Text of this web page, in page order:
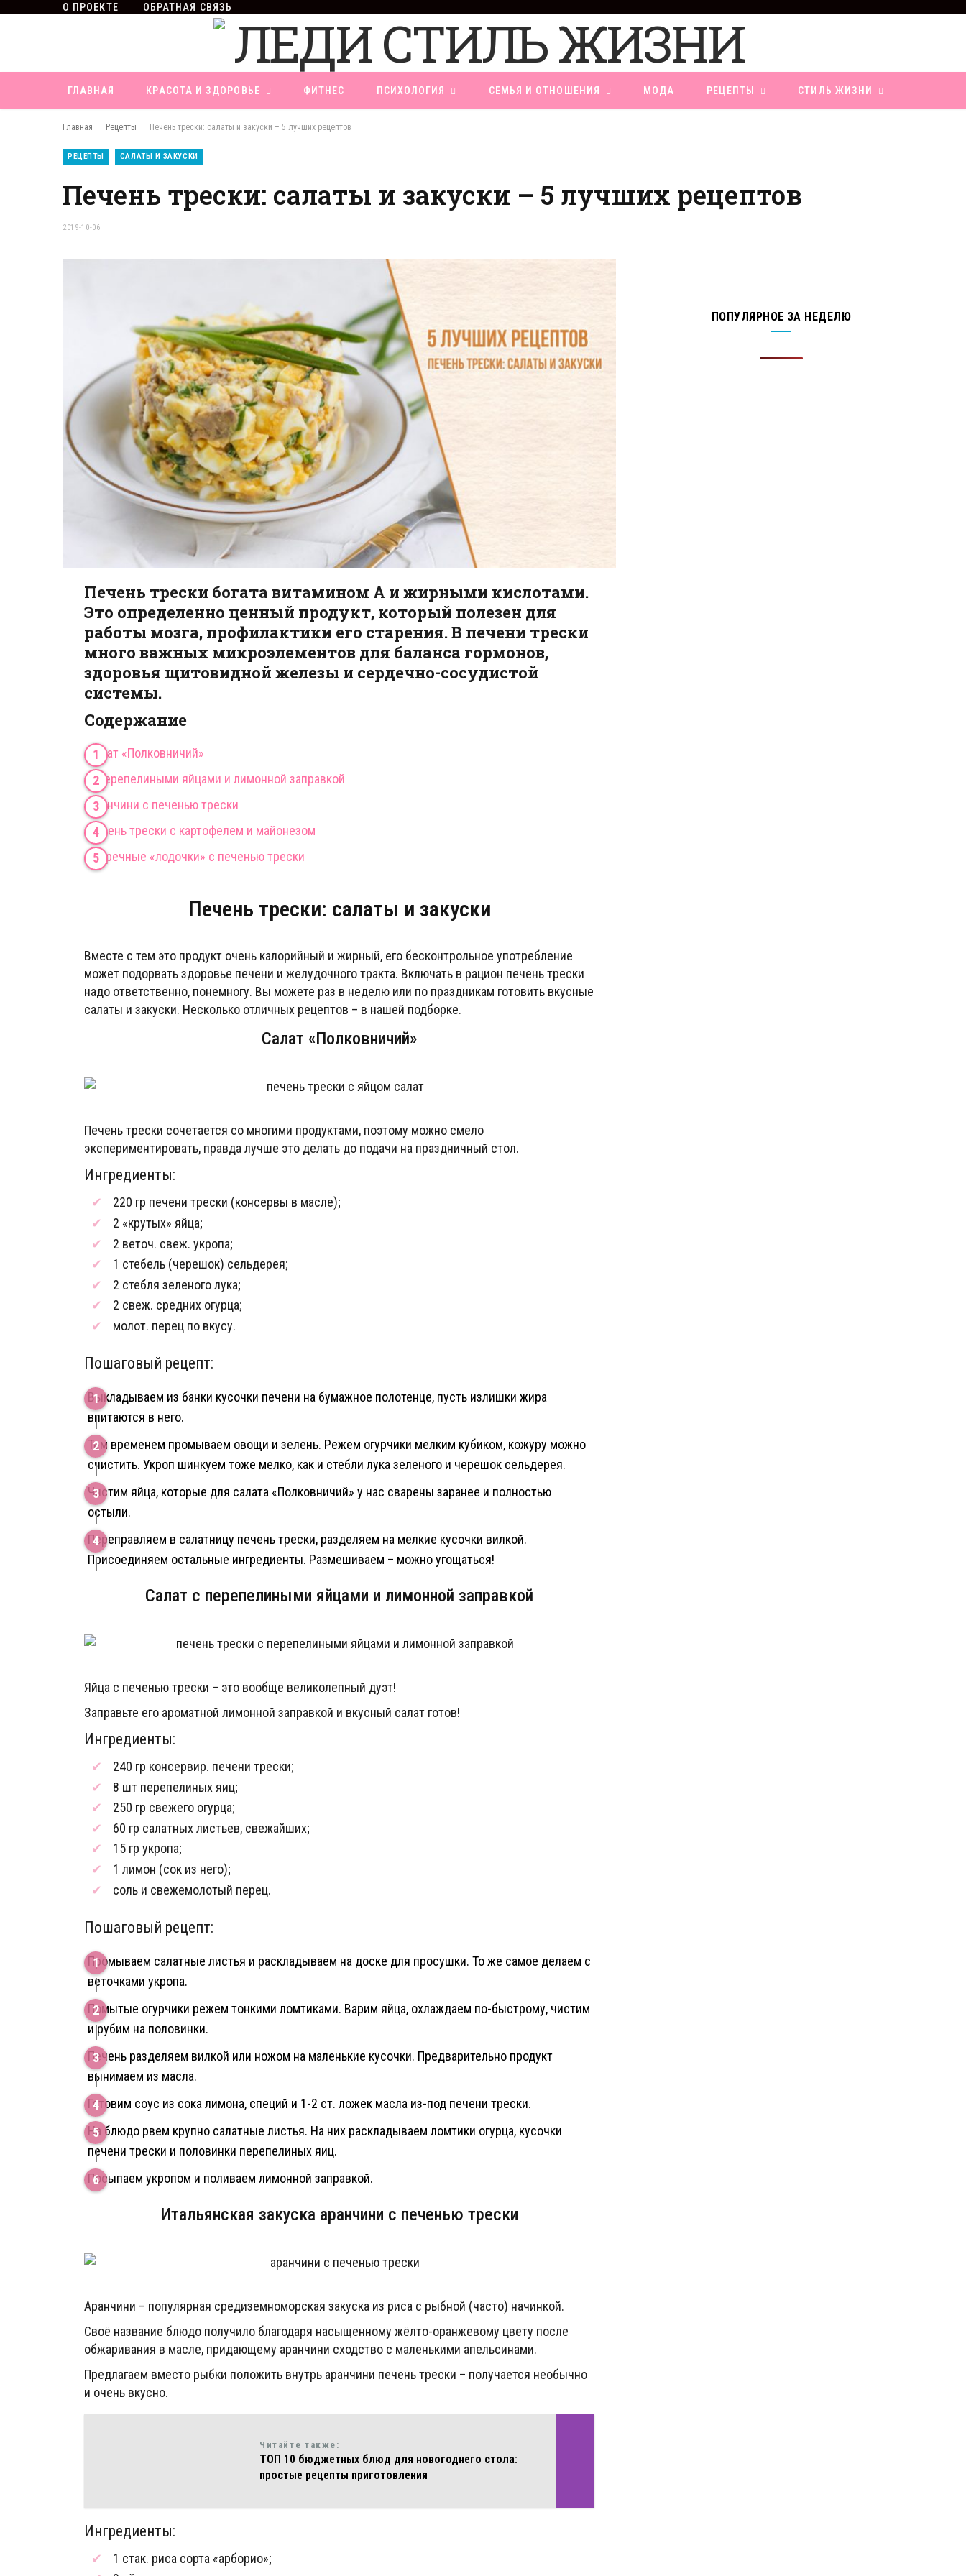
О ПРОЕКТЕ ОБРАТНАЯ СВЯЗЬ
F
b
ГЛАВНАЯ КРАСОТА И ЗДОРОВЬЕ ФИТНЕС ПСИХОЛОГИЯ СЕМЬЯ И ОТНОШЕНИЯ МОДА РЕЦЕПТЫ СТИЛЬ ЖИЗНИ
Главная Рецепты Печень трески: салаты и закуски – 5 лучших рецептов
РЕЦЕПТЫ САЛАТЫ И ЗАКУСКИ
Печень трески: салаты и закуски – 5 лучших рецептов
2019-10-06
Печень трески богата витамином А и жирными кислотами.
Это определенно ценный продукт, который полезен для
работы мозга, профилактики его старения. В печени трески
много важных микроэлементов для баланса гормонов,
здоровья щитовидной железы и сердечно-сосудистой
системы.
Содержание
Салат «Полковничий»
С перепелиными яйцами и лимонной заправкой
Аранчини с печенью трески
Печень трески с картофелем и майонезом
Огуречные «лодочки» с печенью трески
Печень трески: салаты и закуски
Вместе с тем это продукт очень калорийный и жирный, его бесконтрольное употребление
может подорвать здоровье печени и желудочного тракта. Включать в рацион печень трески
надо ответственно, понемногу. Вы можете раз в неделю или по праздникам готовить вкусные
салаты и закуски. Несколько отличных рецептов – в нашей подборке.
Салат «Полковничий»
Печень трески сочетается со многими продуктами, поэтому можно смело
экспериментировать, правда лучше это делать до подачи на праздничный стол.
Ингредиенты:
220 гр печени трески (консервы в масле);
2 «крутых» яйца;
2 веточ. свеж. укропа;
1 стебель (черешок) сельдерея;
2 стебля зеленого лука;
2 свеж. средних огурца;
молот. перец по вкусу.
Пошаговый рецепт:
Выкладываем из банки кусочки печени на бумажное полотенце, пусть излишки жира
впитаются в него.
Тем временем промываем овощи и зелень. Режем огурчики мелким кубиком, кожуру можно
счистить. Укроп шинкуем тоже мелко, как и стебли лука зеленого и черешок сельдерея.
Чистим яйца, которые для салата «Полковничий» у нас сварены заранее и полностью
остыли.
Переправляем в салатницу печень трески, разделяем на мелкие кусочки вилкой.
Присоединяем остальные ингредиенты. Размешиваем – можно угощаться!
Салат с перепелиными яйцами и лимонной заправкой
Яйца с печенью трески – это вообще великолепный дуэт!
Заправьте его ароматной лимонной заправкой и вкусный салат готов!
Ингредиенты:
240 гр консервир. печени трески;
8 шт перепелиных яиц;
250 гр свежего огурца;
60 гр салатных листьев, свежайших;
15 гр укропа;
1 лимон (сок из него);
соль и свежемолотый перец.
Пошаговый рецепт:
Промываем салатные листья и раскладываем на доске для просушки. То же самое делаем с
веточками укропа.
Помытые огурчики режем тонкими ломтиками. Варим яйца, охлаждаем по-быстрому, чистим
и рубим на половинки.
Печень разделяем вилкой или ножом на маленькие кусочки. Предварительно продукт
вынимаем из масла.
Готовим соус из сока лимона, специй и 1-2 ст. ложек масла из-под печени трески.
На блюдо рвем крупно салатные листья. На них раскладываем ломтики огурца, кусочки
печени трески и половинки перепелиных яиц.
Посыпаем укропом и поливаем лимонной заправкой.
Итальянская закуска аранчини с печенью трески
Аранчини – популярная средиземноморская закуска из риса с рыбной (часто) начинкой.
Своё название блюдо получило благодаря насыщенному жёлто-оранжевому цвету после
обжаривания в масле, придающему аранчини сходство с маленькими апельсинами.
Предлагаем вместо рыбки положить внутрь аранчини печень трески – получается необычно
и очень вкусно.
Читайте также:
ТОП 10 бюджетных блюд для новогоднего стола:
простые рецепты приготовления
Ингредиенты:
1 стак. риса сорта «арборио»;
ПОПУЛЯРНОЕ ЗА НЕДЕЛЮ